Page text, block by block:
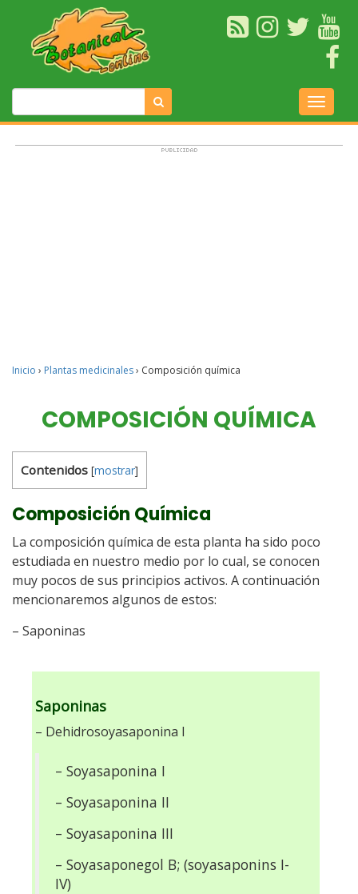
Inicio › Plantas medicinales› Composición química
COMPOSICIÓN QUÍMICA
Contenidos [mostrar]
Composición Química
La composición química de esta planta ha sido poco
estudiada en nuestro medio por lo cual, se conocen
muy pocos de sus principios activos. A continuación
mencionaremos algunos de estos:
– Saponinas
Saponinas
– Dehidrosoyasaponina I
– Soyasaponina I
– Soyasaponina II
– Soyasaponina III
– Soyasaponegol B; (soyasaponins I-
IV)